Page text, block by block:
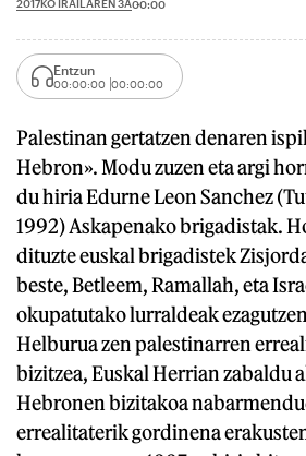
2017KO IRAILAREN 3A00:00
Entzun
00:00:00 00:00:00
Palestinan gertatzen denaren
Hebron». Modu zuzen eta argi
du hiria Edurne Leon Sanchez
1992) Askapenako brigadistak.
dituzte euskal brigadistek
beste, Betleem, Ramallah, eta
okupatutako lurraldeak
Helburua zen palestinarren
bizitzea, Euskal Herrian zabaldu
Hebronen bizitakoa
errealitaterik gordinena